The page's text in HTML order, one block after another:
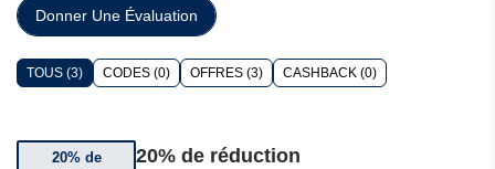
Donner Une Évaluation
TOUS (3) CODES (0) OFFRES (3) CASHBACK (0)
20% de
20% de réduction